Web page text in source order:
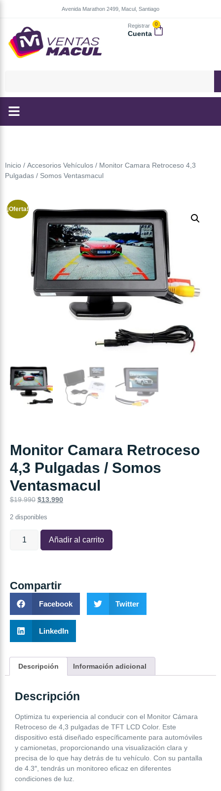
Avenida Marathon 2499, Macul, Santiago
Registrar
Cuenta
0
Inicio / Accesorios Vehículos / Monitor Camara Retroceso 4,3
Pulgadas / Somos Ventasmacul
¡Oferta!
Monitor Camara Retroceso
4,3 Pulgadas / Somos
Ventasmacul
$19.990 $13.990
2 disponibles
Añadir al carrito
Compartir
Facebook Twitter
LinkedIn
Descripción Información adicional
Descripción
Optimiza tu experiencia al conducir con el Monitor Cámara
Retroceso de 4,3 pulgadas de TFT LCD Color. Este
dispositivo está diseñado específicamente para automóviles
y camionetas, proporcionando una visualización clara y
precisa de lo que hay detrás de tu vehículo. Con su pantalla
de 4.3″, tendrás un monitoreo eficaz en diferentes
condiciones de luz.